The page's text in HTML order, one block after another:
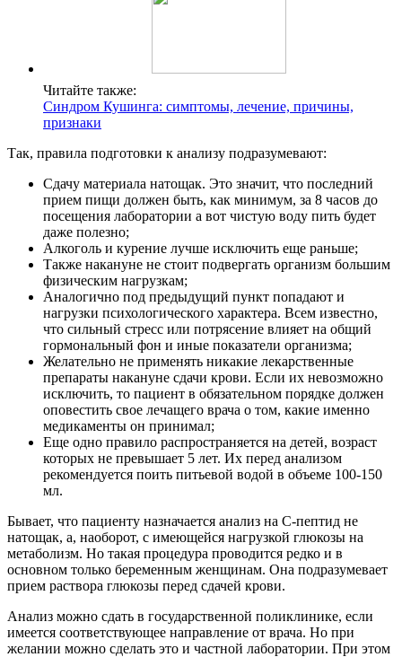
Читайте также:
Синдром Кушинга: симптомы, лечение, причины,
признаки
Так, правила подготовки к анализу подразумевают:
Сдачу материала натощак. Это значит, что последний
прием пищи должен быть, как минимум, за 8 часов до
посещения лаборатории а вот чистую воду пить будет
даже полезно;
Алкоголь и курение лучше исключить еще раньше;
Также накануне не стоит подвергать организм большим
физическим нагрузкам;
Аналогично под предыдущий пункт попадают и
нагрузки психологического характера. Всем известно,
что сильный стресс или потрясение влияет на общий
гормональный фон и иные показатели организма;
Желательно не применять никакие лекарственные
препараты накануне сдачи крови. Если их невозможно
исключить, то пациент в обязательном порядке должен
оповестить свое лечащего врача о том, какие именно
медикаменты он принимал;
Еще одно правило распространяется на детей, возраст
которых не превышает 5 лет. Их перед анализом
рекомендуется поить питьевой водой в объеме 100-150
мл.
Бывает, что пациенту назначается анализ на С-пептид не
натощак, а, наоборот, с имеющейся нагрузкой глюкозы на
метаболизм. Но такая процедура проводится редко и в
основном только беременным женщинам. Она подразумевает
прием раствора глюкозы перед сдачей крови.
Анализ можно сдать в государственной поликлинике, если
имеется соответствующее направление от врача. Но при
желании можно сделать это и частной лаборатории. При этом